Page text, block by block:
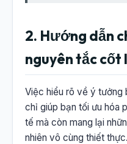
2. Hướng dẫn
nguyên tắc cốt
Việc hiểu rõ về ý tưởng
chỉ giúp bạn tối ưu hóa
tế mà còn mang lại
nhiên vô cùng thiết